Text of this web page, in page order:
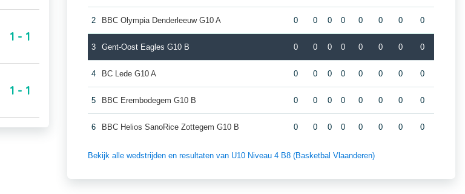
1 - 1
1 - 1
2 BBC Olympia Denderleeuw G10 A 0 0 0 0 0 0 0 0
3 Gent-Oost Eagles G10 B 0 0 0 0 0 0 0 0
4 BC Lede G10 A 0 0 0 0 0 0 0 0
5 BBC Erembodegem G10 B 0 0 0 0 0 0 0 0
6 BBC Helios SanoRice Zottegem G10 B 0 0 0 0 0 0 0 0
Bekijk alle wedstrijden en resultaten van U10 Niveau 4 B8 (Basketbal Vlaanderen)